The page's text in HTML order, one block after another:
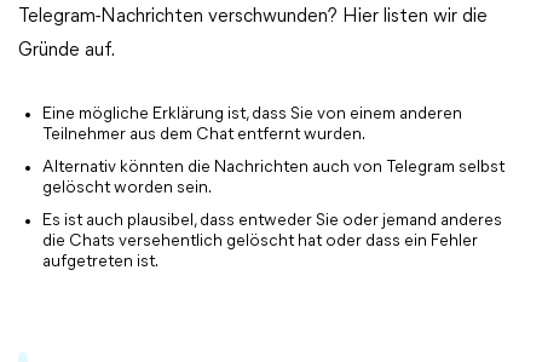
Telegram-Nachrichten verschwunden? Hier listen wir die
Gründe auf.
Eine mögliche Erklärung ist, dass Sie von einem anderen
Teilnehmer aus dem Chat entfernt wurden.
Alternativ könnten die Nachrichten auch von Telegram selbst
gelöscht worden sein.
Es ist auch plausibel, dass entweder Sie oder jemand anderes
die Chats versehentlich gelöscht hat oder dass ein Fehler
aufgetreten ist.